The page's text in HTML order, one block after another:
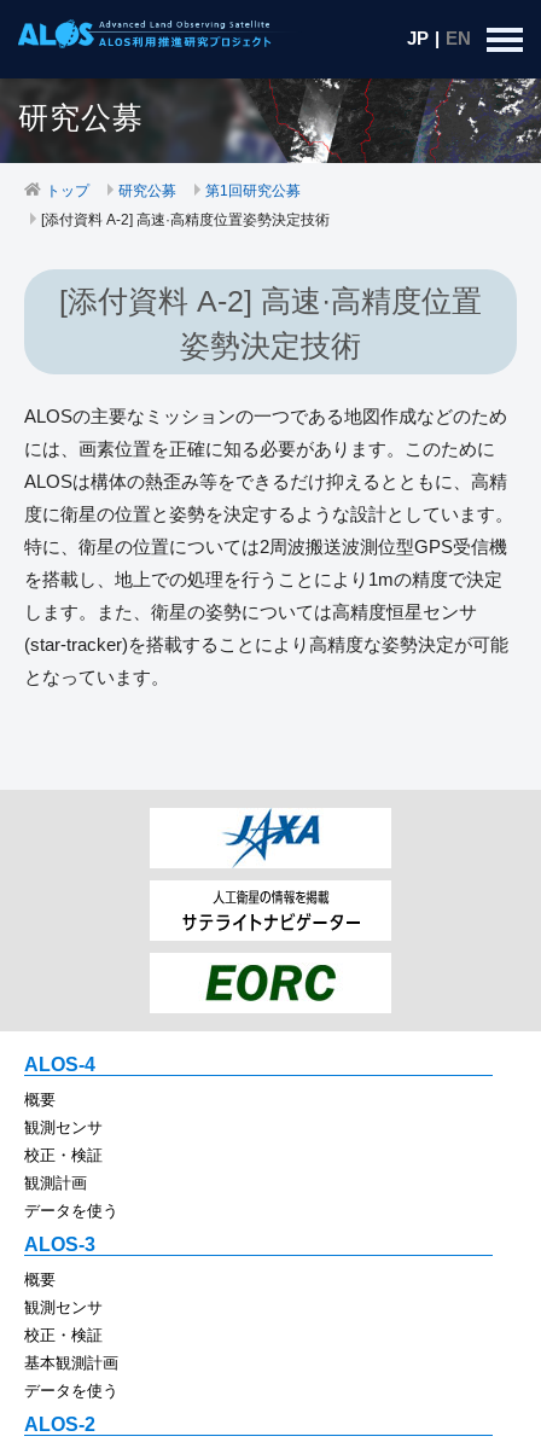
JP | EN
研究公募
トップ 研究公募
第1回研究公募
[添付資料 A-2] 高速·高精度位置姿勢決定技術
[添付資料 A-2] 高速·高精度位置
姿勢決定技術
ALOSの主要なミッションの一つである地図作成などのため
には、画素位置を正確に知る必要があります。このために
ALOSは構体の熱歪み等をできるだけ抑えるとともに、高精
度に衛星の位置と姿勢を決定するような設計としています。
特に、衛星の位置については2周波搬送波測位型GPS受信機
を搭載し、地上での処理を行うことにより1mの精度で決定
します。また、衛星の姿勢については高精度恒星センサ
(star-tracker)を搭載することにより高精度な姿勢決定が可能
となっています。
ALOS-4
概要
観測センサ
校正・検証
観測計画
データを使う
ALOS-3
概要
観測センサ
校正・検証
基本観測計画
データを使う
ALOS-2